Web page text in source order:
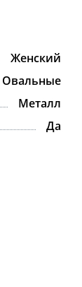
Женский
Овальные
Металл
Да